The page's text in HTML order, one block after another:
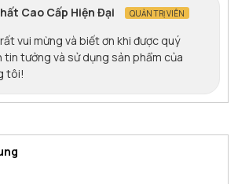
Cao Cấp Hiện Đại QUẢN TRỊ VIÊN
vui mừng và biết ơn khi được quý
tin tưởng và sử dụng sản phẩm của
tôi!